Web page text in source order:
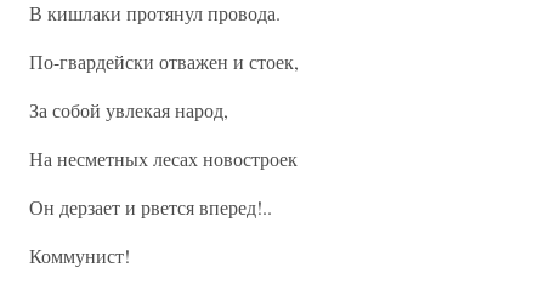
В кишлаки протянул провода.
По-гвардейски отважен и стоек,
За собой увлекая народ,
На несметных лесах новостроек
Он дерзает и рвется вперед!..
Коммунист!